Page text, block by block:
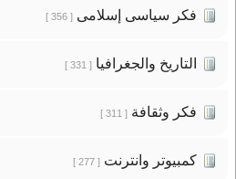
فكر سياسى إسلامى[ 356 ]
التاريخ والجغرافيا[ 331 ]
فكر وثقافة[ 311 ]
كمبيوتر وانترنت[ 277 ]